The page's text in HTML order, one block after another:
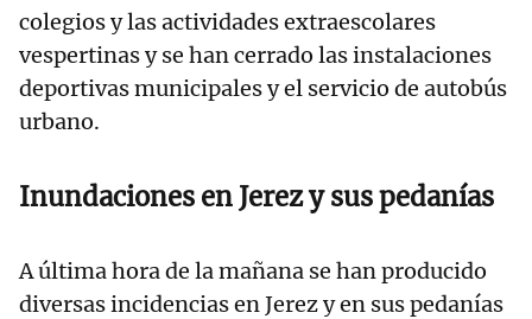
colegios y las actividades extraescolares
vespertinas y se han cerrado las instalaciones
deportivas municipales y el servicio de autobús
urbano.
Inundaciones en Jerez y sus pedanías
A última hora de la mañana se han producido
diversas incidencias en Jerez y en sus pedanías